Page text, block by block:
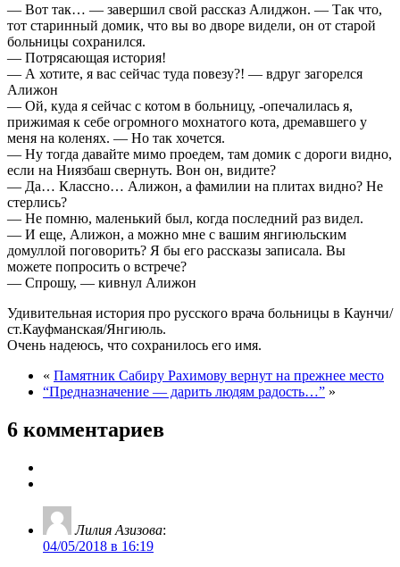
— Вот так… — завершил свой рассказ Алиджон. — Так что,
тот старинный домик, что вы во дворе видели, он от старой
больницы сохранился.
— Потрясающая история!
— А хотите, я вас сейчас туда повезу?! — вдруг загорелся
Алижон
— Ой, куда я сейчас с котом в больницу, -опечалилась я,
прижимая к себе огромного мохнатого кота, дремавшего у
меня на коленях. — Но так хочется.
— Ну тогда давайте мимо проедем, там домик с дороги видно,
если на Ниязбаш свернуть. Вон он, видите?
— Да… Классно… Алижон, а фамилии на плитах видно? Не
стерлись?
— Не помню, маленький был, когда последний раз видел.
— И еще, Алижон, а можно мне с вашим янгиюльским
домуллой поговорить? Я бы его рассказы записала. Вы
можете попросить о встрече?
— Спрошу, — кивнул Алижон
Удивительная история про русского врача больницы в Каунчи/
ст.Кауфманская/Янгиюль.
Очень надеюсь, что сохранилось его имя.
« Памятник Сабиру Рахимову вернут на прежнее место
“Предназначение — дарить людям радость…” »
6 комментариев
Лилия Азизова:
04/05/2018 в 16:19